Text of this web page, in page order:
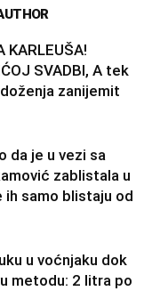
KARLEUŠA!
SVADBI, A tek
zanijemit
da je u vezi sa
zablistala u
samo blistaju od
u voćnjaku dok
metodu: 2 litra po